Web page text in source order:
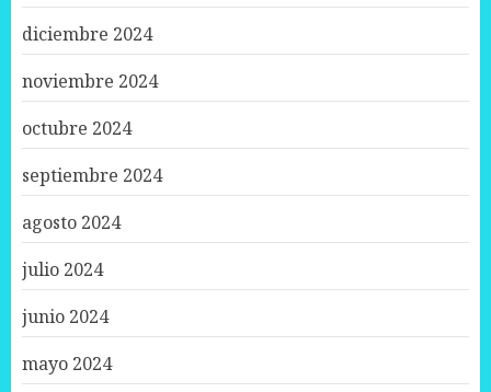
diciembre 2024
noviembre 2024
octubre 2024
septiembre 2024
agosto 2024
julio 2024
junio 2024
mayo 2024